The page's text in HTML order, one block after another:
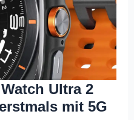
Ultra 2
mit 5G